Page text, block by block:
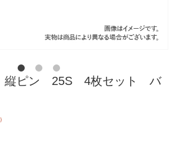
縦ピン 25S 4枚セット バ